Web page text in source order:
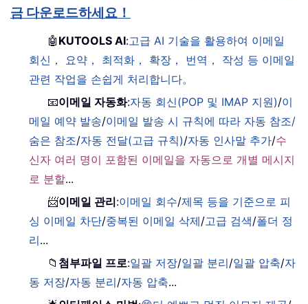
금 다운로드하세요！
🤖 KUTOOLS AI:고급 AI 기술을 활용하여 이메일
회신， 요약， 최적화， 확장， 번역， 작성 등 이메일
관련 작업을 손쉽게 처리합니다。
📧이메일 자동화:자동 회신(POP 및 IMAP 지원)/이
메일 예약 발송/이메일 발송 시 규칙에 따라 자동 참조/
숨은 참조/자동 전달(고급 규칙)/자동 인사말 추가/수
신자 여러 명이 포함된 이메일을 자동으로 개별 메시지
로 분할...
📨이메일 관리:이메일 회수/제목 등을 기준으로 피
싱 이메일 차단/중복된 이메일 삭제/고급 검색/폴더 정
리...
📁 첨부파일 프로:일괄 저장/일괄 분리/일괄 압축/자
동 저장/자동 분리/자동 압축...